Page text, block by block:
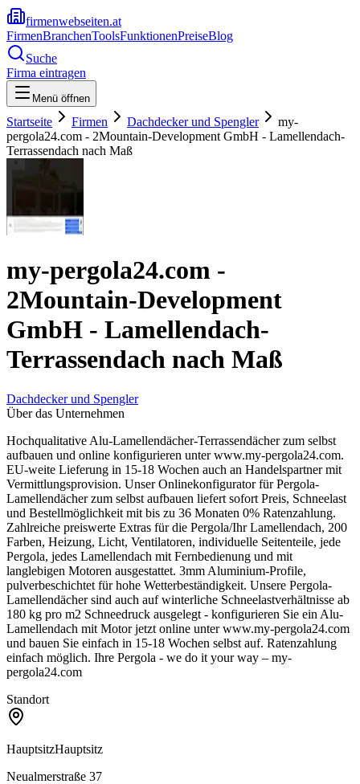
firmenwebseiten.at
FirmenBranchenToolsFunktionenPreiseBlog
Suche
Firma eintragen
Menü öffnen
Startseite Firmen Dachdecker und Spengler
my-
pergola24.com - 2Mountain-Development GmbH - Lamellendach-
Terrassendach nach Maß
my-pergola24.com -
2Mountain-Development
GmbH - Lamellendach-
Terrassendach nach Maß
Dachdecker und Spengler
Über das Unternehmen
Hochqualitative Alu-Lamellendächer-Terrassendächer zum selbst
aufbauen und online konfigurieren unter www.my-pergola24.com.
EU-weite Lieferung in 15-18 Wochen auch an Handelspartner mit
Vermittlungsprovision. Unser Onlinekonfigurator für Pergola-
Lamellendächer zum selbst aufbauen liefert sofort Preis, Schneelast
und Bestellmöglichkeit mit bis zu 36 Monaten 0% Ratenzahlung.
Zahlreiche preiswerte Extras für die Pergola/Ihr Lamellendach, 200
Farben, Heizung, Licht, Ventilatoren, individuelle Seitenteile, jede
Pergola, jedes Lamellendach mit Fernbedienung und mit
langlebigen Motoren ausgestattet. 3mm Aluminium-Profile,
pulverbeschichtet für hohe Wetterbeständigkeit. Unsere Pergola-
Lamellendächer sind auch auf winterliche Schneelastverhältnisse ab
180 kg pro m2 Schneedruck ausgelegt - konfigurieren Sie ein Alu-
Lamellendach mit Motor jetzt online unter www.my-pergola24.com
und bauen Sie einfach in 15-18 Wochen selbst auf. Ratenzahlung
einfach möglich. Ihre Pergola - we do it your way – my-
pergola24.com
Standort
HauptsitzHauptsitz
Neualmerstraße 37